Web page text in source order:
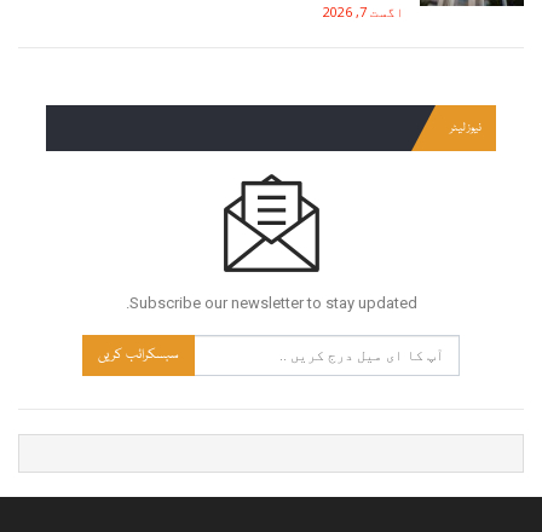
اگست 7, 2026
نیوز لیٹر
Subscribe our newsletter to stay updated.
سبسکرائب کریں